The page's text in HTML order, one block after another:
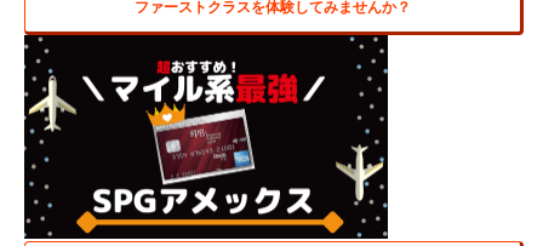
ファーストクラスを体験してみませんか？